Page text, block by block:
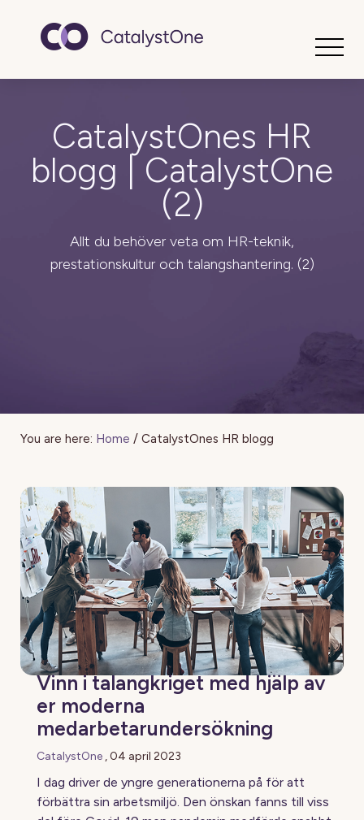
CatalystOnes HR
blogg | CatalystOne
(2)
Allt du behöver veta om HR-teknik,
prestationskultur och talangshantering. (2)
You are here: Home / CatalystOnes HR blogg
Vinn i talangkriget med hjälp av
er moderna
medarbetarundersökning
CatalystOne ,04 april 2023
I dag driver de yngre generationerna på för att
förbättra sin arbetsmiljö. Den önskan fanns till viss